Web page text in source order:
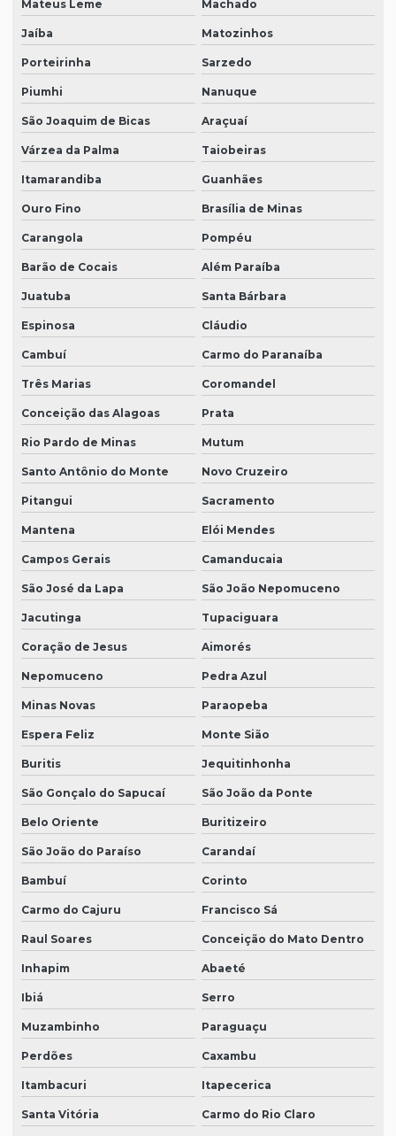
Mateus Leme Machado
Jaíba Matozinhos
Porteirinha Sarzedo
Piumhi Nanuque
São Joaquim de Bicas Araçuaí
Várzea da Palma Taiobeiras
Itamarandiba Guanhães
Ouro Fino Brasília de Minas
Carangola Pompéu
Barão de Cocais Além Paraíba
Juatuba Santa Bárbara
Espinosa Cláudio
Cambuí Carmo do Paranaíba
Três Marias Coromandel
Conceição das Alagoas Prata
Rio Pardo de Minas Mutum
Santo Antônio do Monte Novo Cruzeiro
Pitangui Sacramento
Mantena Elói Mendes
Campos Gerais Camanducaia
São José da Lapa São João Nepomuceno
Jacutinga Tupaciguara
Coração de Jesus Aimorés
Nepomuceno Pedra Azul
Minas Novas Paraopeba
Espera Feliz Monte Sião
Buritis Jequitinhonha
São Gonçalo do Sapucaí São João da Ponte
Belo Oriente Buritizeiro
São João do Paraíso Carandaí
Bambuí Corinto
Carmo do Cajuru Francisco Sá
Raul Soares Conceição do Mato Dentro
Inhapim Abaeté
Ibiá Serro
Muzambinho Paraguaçu
Perdões Caxambu
Itambacuri Itapecerica
Santa Vitória Carmo do Rio Claro